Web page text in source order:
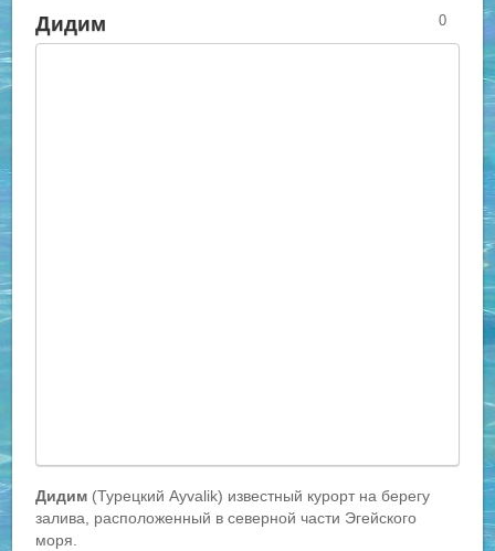
Дидим
Дидим (Турецкий Ayvalik) известный курорт на берегу
залива, расположенный в северной части Эгейского
моря.
0